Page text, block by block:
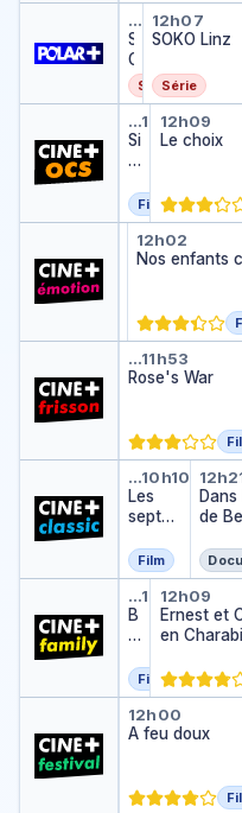
SOKO Linz
… 11h22
S
O
K
O
i
n
Série
SOKO
12h07
SOKO Linz
Série
Six jours
…10h31
Si
x
u
r
Film
Le choix
12h09
Le choix
The Son
…10h03
The Son
…
Nos
12h02
Nos enfants
Rose's
…11h53
Rose's War
Les sept
…10h10
Les
sept
naires
Film
de
Boule &
…10h48
B
o
e
&
B
ill
Film
12h09
Ernest et
en
A feu
12h00
A feu doux